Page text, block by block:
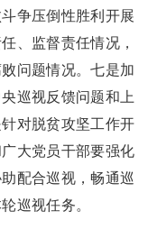
争压倒性胜利开展
、监督责任情况，
问题情况。七是加
巡视反馈问题和上
对脱贫攻坚工作开
大党员干部要强化
配合巡视，畅通巡
巡视任务。